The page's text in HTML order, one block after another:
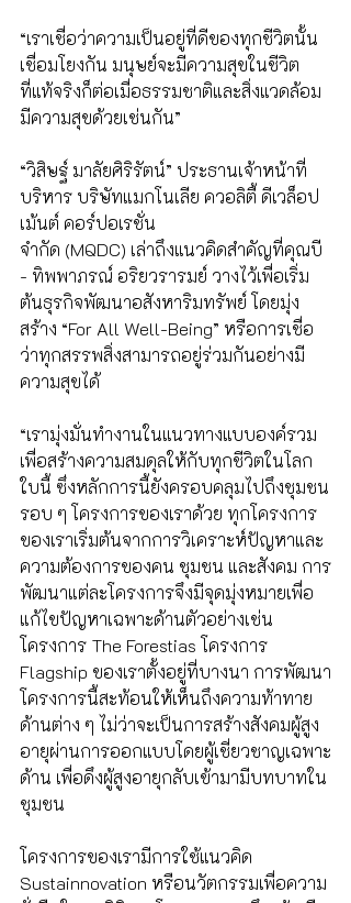
“เราเชื่อว่าความเป็นอยู่ที่ดีของทุกชีวิตนั้น
เชื่อมโยงกัน มนุษย์จะมีความสุขในชีวิต
ที่แท้จริงก็ต่อเมื่อธรรมชาติและสิ่งแวดล้อม
มีความสุขด้วยเช่นกัน”
“วิสิษฐ์ มาลัยศิริรัตน์” ประธานเจ้าหน้าที่
บริหาร บริษัทแมกโนเลีย ควอลิตี้ ดีเวล็อป
เม้นต์ คอร์ปอเรชั่น
จำกัด (MQDC) เล่าถึงแนวคิดสำคัญที่คุณบี
- ทิพพาภรณ์ อริยวรารมย์ วางไว้เพื่อเริ่ม
ต้นธุรกิจพัฒนาอสังหาริมทรัพย์ โดยมุ่ง
สร้าง “For All Well-Being” หรือการเชื่อ
ว่าทุกสรรพสิ่งสามารถอยู่ร่วมกันอย่างมี
ความสุขได้
“เรามุ่งมั่นทำงานในแนวทางแบบองค์รวม
เพื่อสร้างความสมดุลให้กับทุกชีวิตในโลก
ใบนี้ ซึ่งหลักการนี้ยังครอบคลุมไปถึงชุมชน
รอบ ๆ โครงการของเราด้วย ทุกโครงการ
ของเราเริ่มต้นจากการวิเคราะห์ปัญหาและ
ความต้องการของคน ชุมชน และสังคม การ
พัฒนาแต่ละโครงการจึงมีจุดมุ่งหมายเพื่อ
แก้ไขปัญหาเฉพาะด้านตัวอย่างเช่น
โครงการ The Forestias โครงการ
Flagship ของเราตั้งอยู่ที่บางนา การพัฒนา
โครงการนี้สะท้อนให้เห็นถึงความท้าทาย
ด้านต่าง ๆ ไม่ว่าจะเป็นการสร้างสังคมผู้สูง
อายุผ่านการออกแบบโดยผู้เชี่ยวชาญเฉพาะ
ด้าน เพื่อดึงผู้สูงอายุกลับเข้ามามีบทบาทใน
ชุมชน
โครงการของเรามีการใช้แนวคิด
Sustainnovation หรือนวัตกรรมเพื่อความ